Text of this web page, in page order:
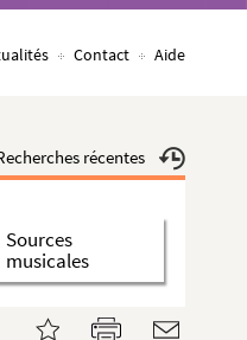
Contact Aide
récentes
Sources
musicales